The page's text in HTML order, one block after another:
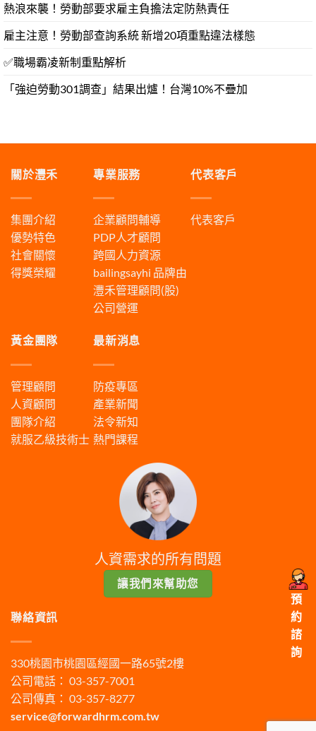
熱浪來襲！勞動部要求雇主負擔法定防熱責任
雇主注意！勞動部查詢系統 新增20項重點違法樣態
✅職場霸凌新制重點解析
「強迫勞動301調查」結果出爐！台灣10%不疊加
關於灃禾
集團介紹
優勢特色
社會關懷
得獎榮耀
專業服務
企業顧問輔導
PDP人才顧問
跨國人力資源
bailingsayhi 品牌由
灃禾管理顧問(股)
公司營運
代表客戶
代表客戶
黃金團隊
管理顧問
人資顧問
團隊介紹
就服乙級技術士
最新消息
防疫專區
產業新聞
法令新知
熱門課程
人資需求的所有問題
讓我們來幫助您
聯絡資訊
330桃園市桃園區經國一路65號2樓
公司電話： 03-357-7001
公司傳真： 03-357-8277
service@forwardhrm.com.tw
預
約
諮
詢